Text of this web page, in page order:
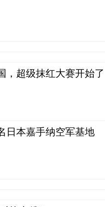
，超级抹红大赛开始了
日本嘉手纳空军基地